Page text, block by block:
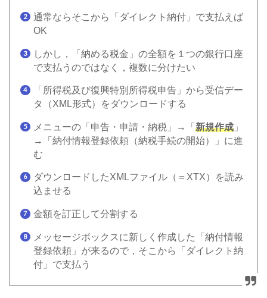
通常ならそこから「ダイレクト納付」で支払えば
OK
しかし，「納める税金」の全額を１つの銀行口座
で支払うのではなく，複数に分けたい
「所得税及び復興特別所得税申告」から受信デー
タ（XML形式）をダウンロードする
メニューの「申告・申請・納税」→「 新規作成」
→「納付情報登録依頼（納税手続の開始）」に進
む
ダウンロードしたXMLファイル（＝XTX）を読み
込ませる
金額を訂正して分割する
メッセージボックスに新しく作成した「納付情報
登録依頼」が来るので，そこから「ダイレクト納
付」で支払う